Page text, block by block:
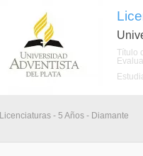
Título
Licenciaturas - 5 Años - Diamante